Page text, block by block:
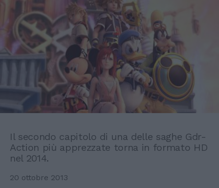
Il secondo capitolo di una delle saghe Gdr-
Action più apprezzate torna in formato HD
nel 2014.
20 ottobre 2013